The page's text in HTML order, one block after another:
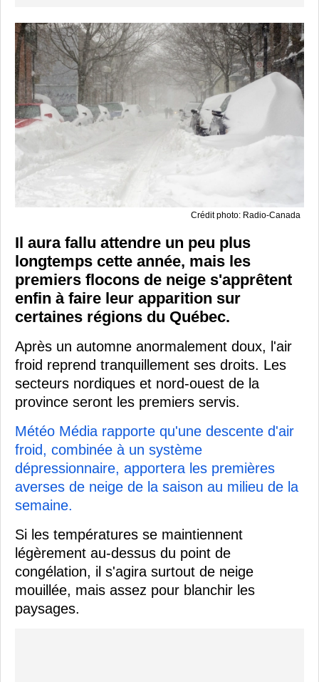
Crédit photo: Radio-Canada
Il aura fallu attendre un peu plus
longtemps cette année, mais les
premiers flocons de neige s'apprêtent
enfin à faire leur apparition sur
certaines régions du Québec.
Après un automne anormalement doux, l'air
froid reprend tranquillement ses droits. Les
secteurs nordiques et nord-ouest de la
province seront les premiers servis.
Météo Média rapporte qu'une descente d'air
froid, combinée à un système
dépressionnaire, apportera les premières
averses de neige de la saison au milieu de la
semaine.
Si les températures se maintiennent
légèrement au-dessus du point de
congélation, il s'agira surtout de neige
mouillée, mais assez pour blanchir les
paysages.